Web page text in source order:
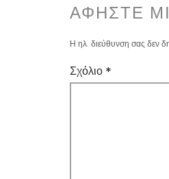
ΑΦΉΣΤΕ
Η ηλ. διεύθυνση σας δεν
Σχόλιο *